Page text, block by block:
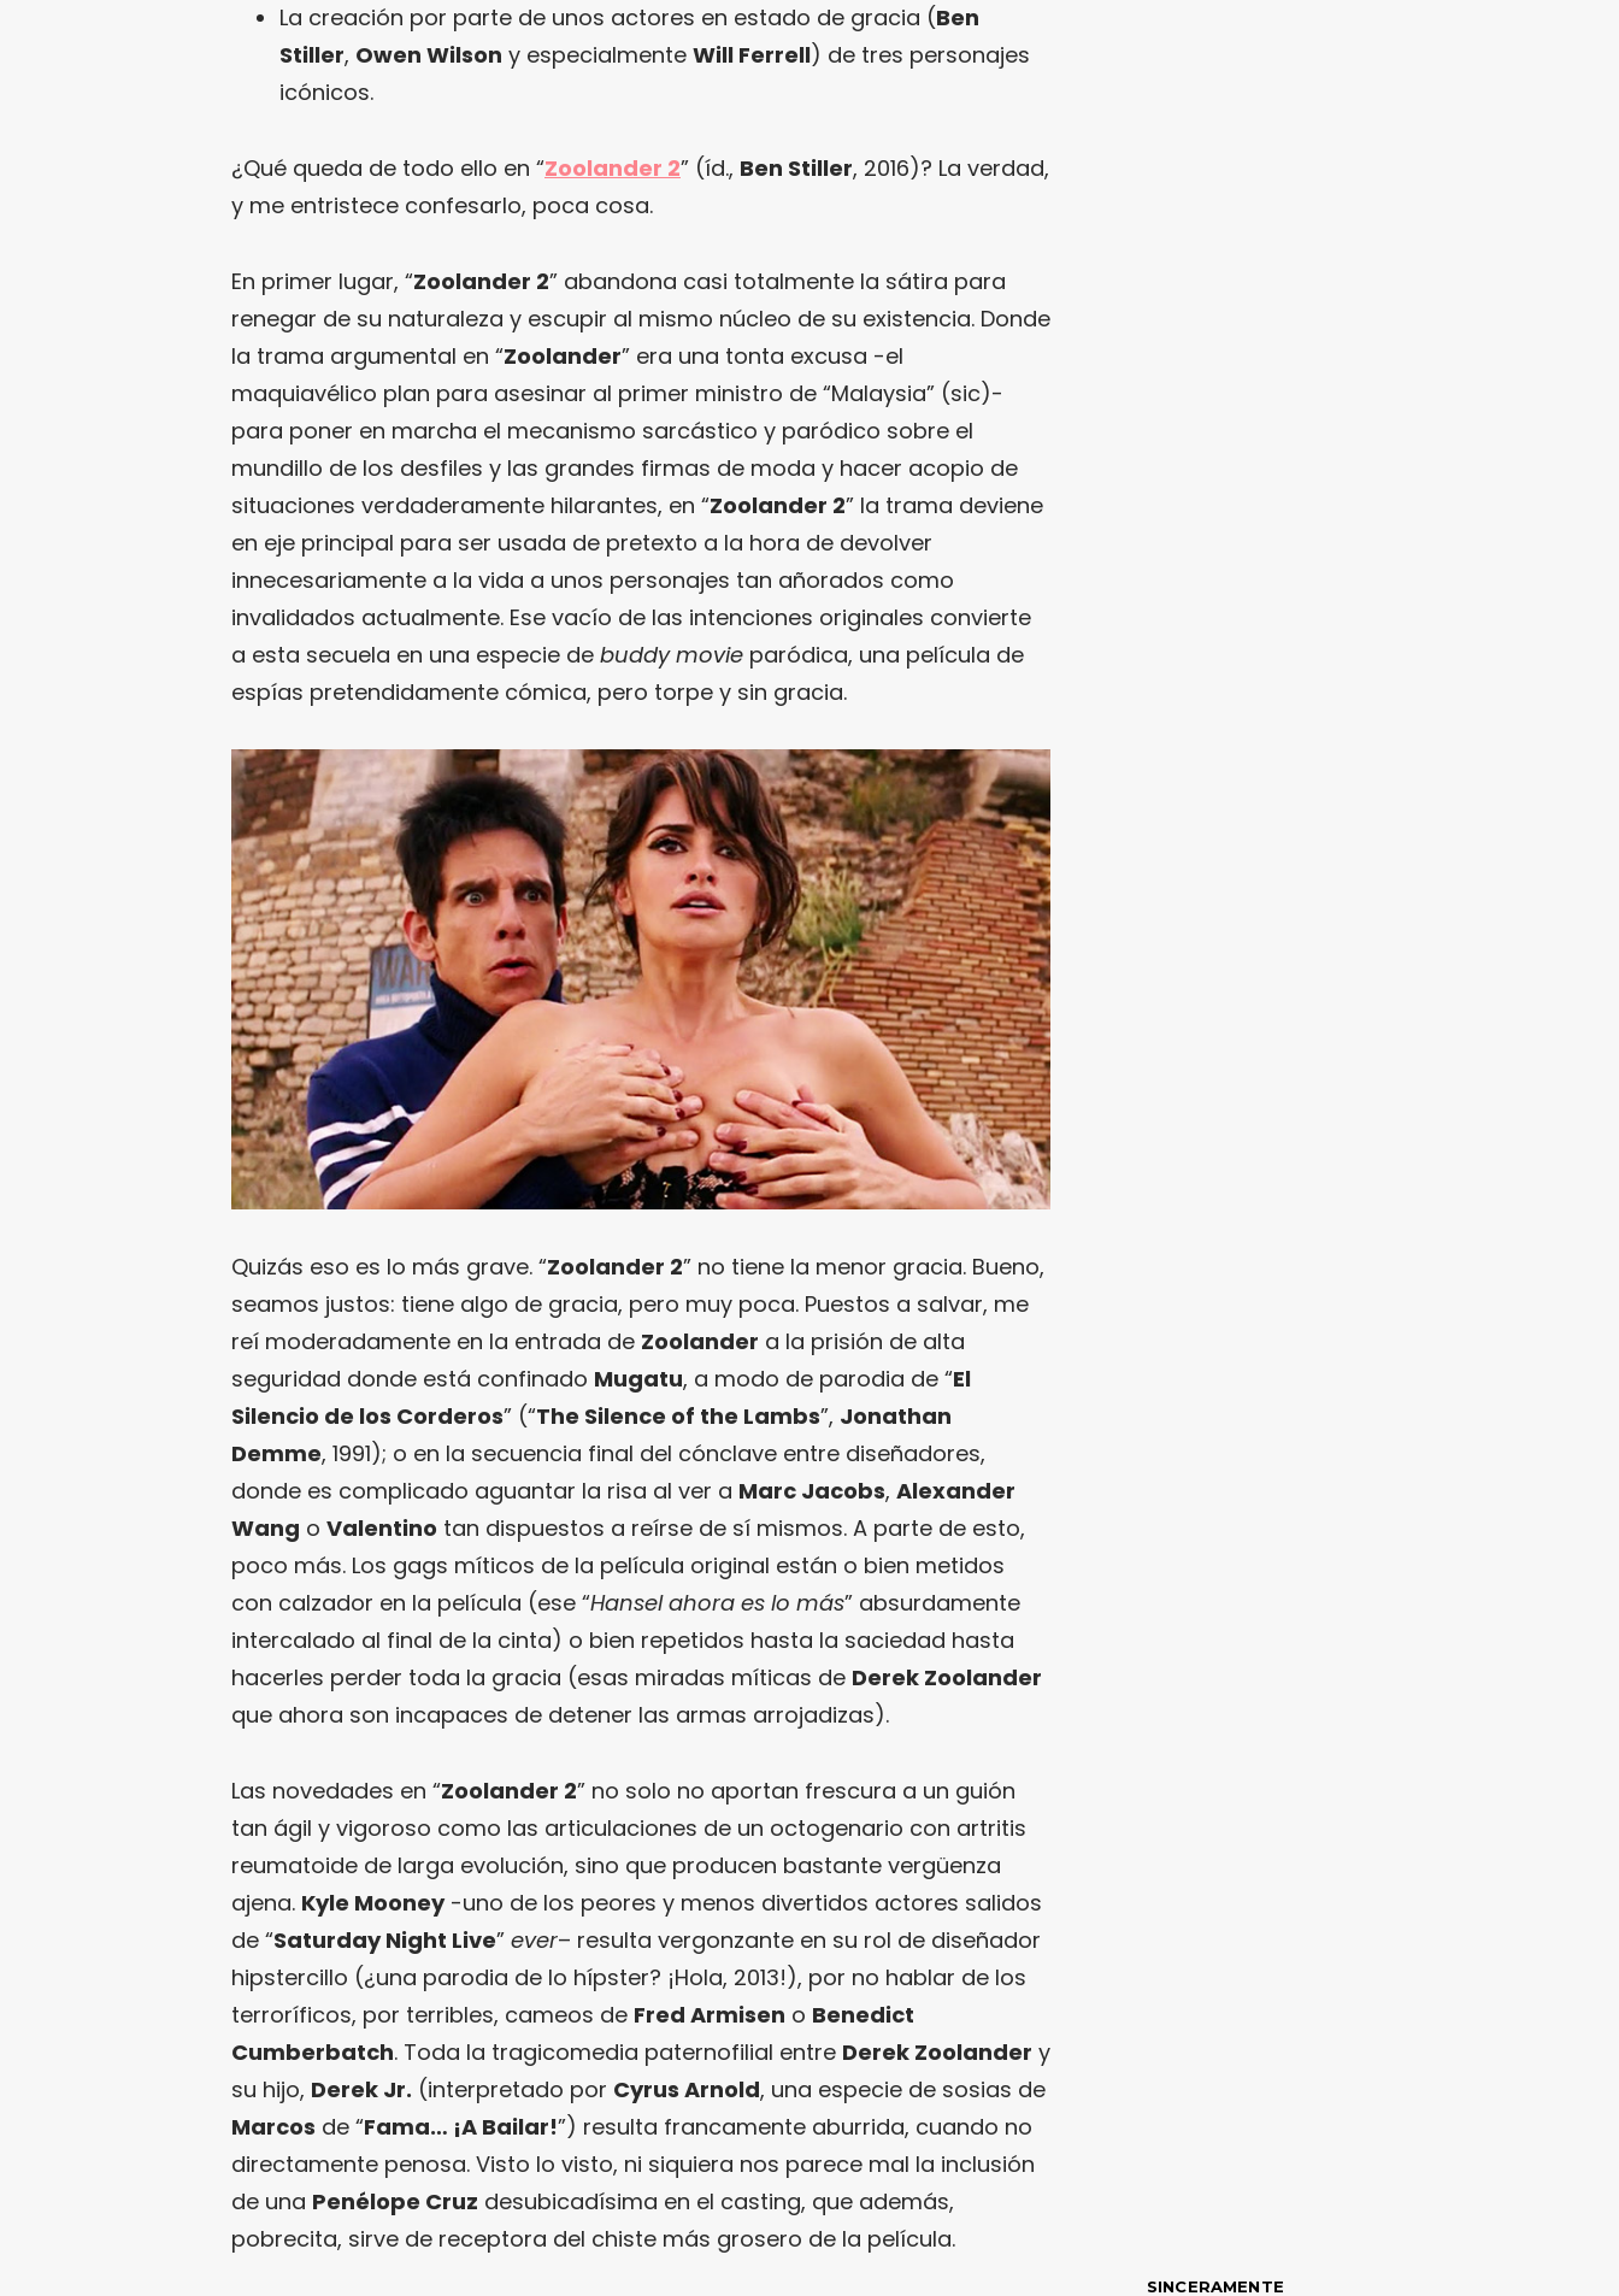
La creación por parte de unos actores en estado de gracia (Ben
Stiller, Owen Wilson y especialmente Will Ferrell) de tres personajes
icónicos.
¿Qué queda de todo ello en “Zoolander 2” (íd., Ben Stiller, 2016)? La verdad,
y me entristece confesarlo, poca cosa.
En primer lugar, “Zoolander 2” abandona casi totalmente la sátira para
renegar de su naturaleza y escupir al mismo núcleo de su existencia. Donde
la trama argumental en “Zoolander” era una tonta excusa -el
maquiavélico plan para asesinar al primer ministro de “Malaysia” (sic)-
para poner en marcha el mecanismo sarcástico y paródico sobre el
mundillo de los desfiles y las grandes firmas de moda y hacer acopio de
situaciones verdaderamente hilarantes, en “Zoolander 2” la trama deviene
en eje principal para ser usada de pretexto a la hora de devolver
innecesariamente a la vida a unos personajes tan añorados como
invalidados actualmente. Ese vacío de las intenciones originales convierte
a esta secuela en una especie de buddy movie paródica, una película de
espías pretendidamente cómica, pero torpe y sin gracia.
Quizás eso es lo más grave. “Zoolander 2” no tiene la menor gracia. Bueno,
seamos justos: tiene algo de gracia, pero muy poca. Puestos a salvar, me
reí moderadamente en la entrada de Zoolander a la prisión de alta
seguridad donde está confinado Mugatu, a modo de parodia de “El
Silencio de los Corderos” (“The Silence of the Lambs”, Jonathan
Demme, 1991); o en la secuencia final del cónclave entre diseñadores,
donde es complicado aguantar la risa al ver a Marc Jacobs, Alexander
Wang o Valentino tan dispuestos a reírse de sí mismos. A parte de esto,
poco más. Los gags míticos de la película original están o bien metidos
con calzador en la película (ese “Hansel ahora es lo más” absurdamente
intercalado al final de la cinta) o bien repetidos hasta la saciedad hasta
hacerles perder toda la gracia (esas miradas míticas de Derek Zoolander
que ahora son incapaces de detener las armas arrojadizas).
Las novedades en “Zoolander 2” no solo no aportan frescura a un guión
tan ágil y vigoroso como las articulaciones de un octogenario con artritis
reumatoide de larga evolución, sino que producen bastante vergüenza
ajena. Kyle Mooney-uno de los peores y menos divertidos actores salidos
de “Saturday Night Live” ever– resulta vergonzante en su rol de diseñador
hipstercillo (¿una parodia de lo hípster? ¡Hola, 2013!), por no hablar de los
terroríficos, por terribles, cameos de Fred Armisen o Benedict
Cumberbatch. Toda la tragicomedia paternofilial entre Derek Zoolander y
su hijo, Derek Jr. (interpretado por Cyrus Arnold, una especie de sosias de
Marcos de “Fama… ¡A Bailar!”) resulta francamente aburrida, cuando no
directamente penosa. Visto lo visto, ni siquiera nos parece mal la inclusión
de una Penélope Cruz desubicadísima en el casting, que además,
pobrecita, sirve de receptora del chiste más grosero de la película.
SINCERAMENTE